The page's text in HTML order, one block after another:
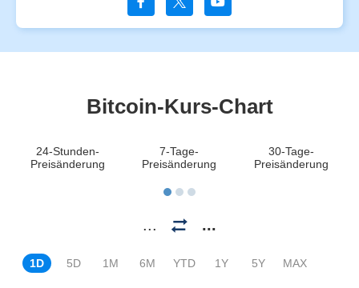
Bitcoin-Kurs-Chart
24-Stunden-
Preisänderung
7-Tage-
Preisänderung
30-Tage-
Preisänderung
... ...
1D 5D 1M 6M YTD 1Y 5Y MAX